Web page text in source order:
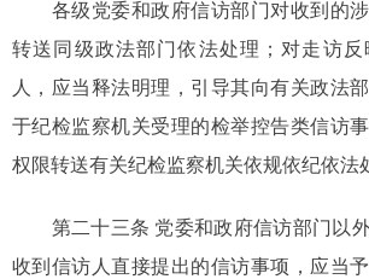
各级党委和政府信访部门对收到的涉
转送同级政法部门依法处理；对走访
人，应当释法明理，引导其向有关政法
于纪检监察机关受理的检举控告类信访
权限转送有关纪检监察机关依规依纪依法
第二十三条 党委和政府信访部门以外
收到信访人直接提出的信访事项，应当